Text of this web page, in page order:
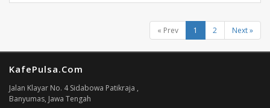
« Prev 1 2 Next »
KafePulsa.Com
Jalan Klayar No. 4 Sidabowa Patikraja ,
Banyumas, Jawa Tengah